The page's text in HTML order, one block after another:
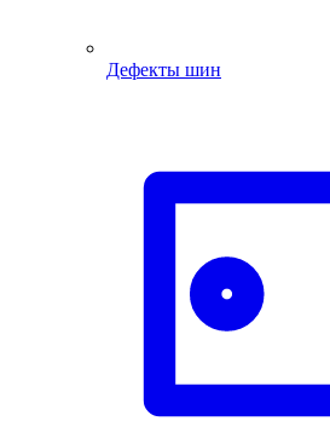
Дефекты шин